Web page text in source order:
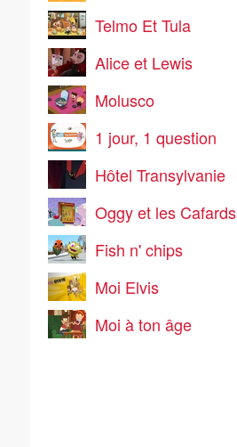
Telmo Et Tula
Alice et Lewis
Molusco
1 jour, 1 question
Hôtel Transylvanie
Oggy et les Cafards
Fish n' chips
Moi Elvis
Moi à ton âge